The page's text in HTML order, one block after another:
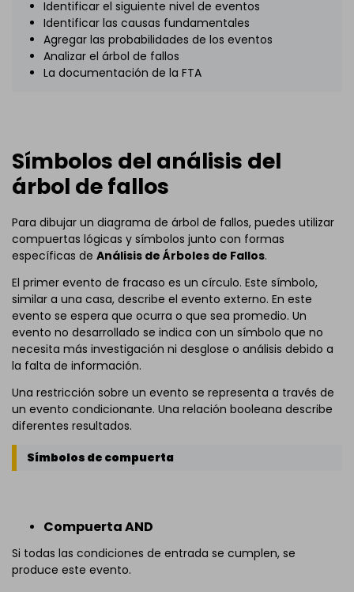
Identificar el siguiente nivel de eventos
Identificar las causas fundamentales
Agregar las probabilidades de los eventos
Analizar el árbol de fallos
La documentación de la FTA
Símbolos del análisis del
árbol de fallos
Para dibujar un diagrama de árbol de fallos, puedes utilizar
compuertas lógicas y símbolos junto con formas
específicas de Análisis de Árboles de Fallos.
El primer evento de fracaso es un círculo. Este símbolo,
similar a una casa, describe el evento externo. En este
evento se espera que ocurra o que sea promedio. Un
evento no desarrollado se indica con un símbolo que no
necesita más investigación ni desglose o análisis debido a
la falta de información.
Una restricción sobre un evento se representa a través de
un evento condicionante. Una relación booleana describe
diferentes resultados.
Símbolos de compuerta
Compuerta AND
Si todas las condiciones de entrada se cumplen, se
produce este evento.